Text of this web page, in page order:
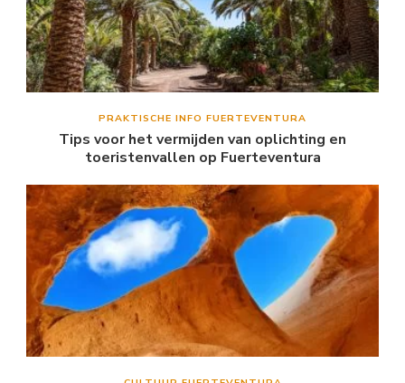
PRAKTISCHE INFO FUERTEVENTURA
Tips voor het vermijden van oplichting en
toeristenvallen op Fuerteventura